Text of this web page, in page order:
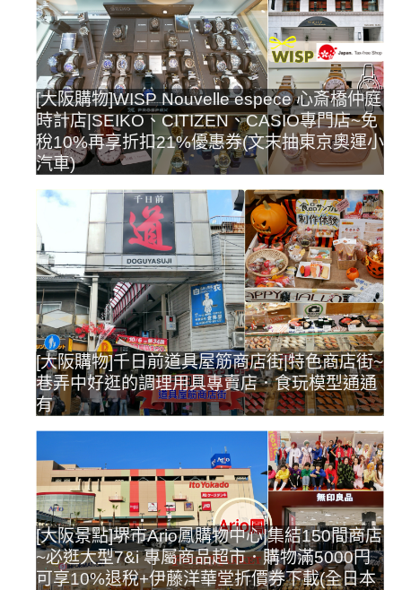
[大阪購物]WISP Nouvelle espece 心斎橋仲庭
時計店|SEIKO、CITIZEN、CASIO專門店~免
稅10%再享折扣21%優惠券(文末抽東京奧運小
汽車)
[大阪購物]千日前道具屋筋商店街|特色商店街~
巷弄中好逛的調理用具專賣店．食玩模型通通
有
[大阪景點]堺市Ario鳳購物中心|集結150間商店
~必逛大型7&i 專屬商品超市．購物滿5000円
可享10%退稅+伊藤洋華堂折價券下載(全日本